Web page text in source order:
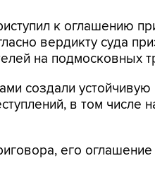
к оглашению
вердикту суда
на подмосковных
создали устойчивую
в том числе
его